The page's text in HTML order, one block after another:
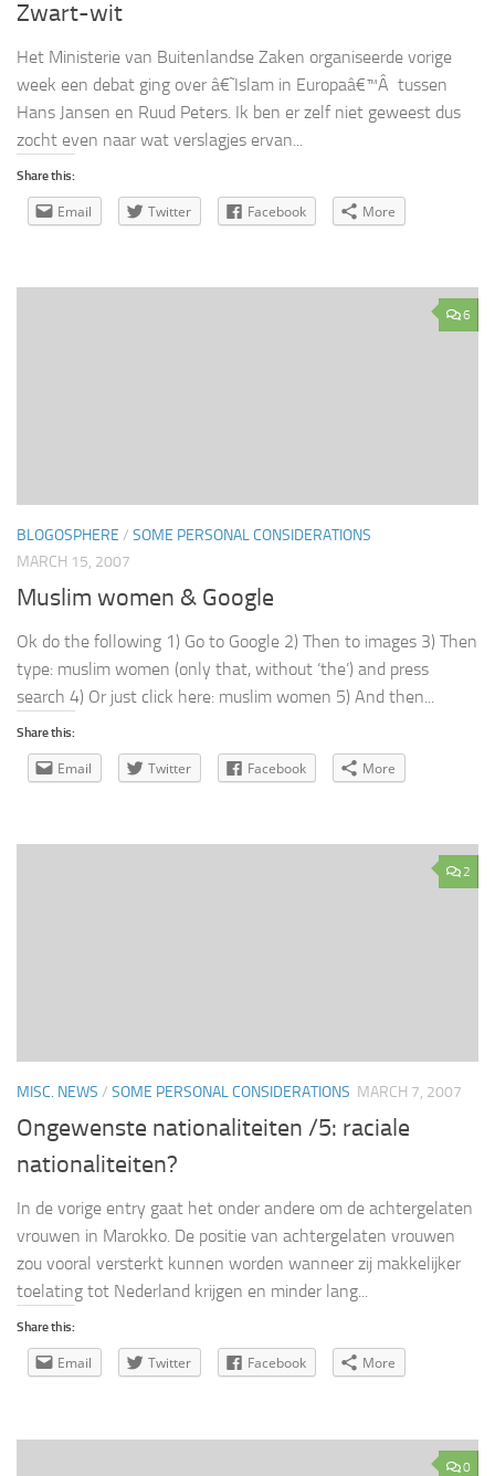
Zwart-wit
Het Ministerie van Buitenlandse Zaken organiseerde vorige
week een debat ging over â€˜Islam in Europaâ€™Â tussen
Hans Jansen en Ruud Peters. Ik ben er zelf niet geweest dus
zocht even naar wat verslagjes ervan...
Share this:
Email Twitter Facebook More
6
BLOGOSPHERE / SOME PERSONAL CONSIDERATIONS
MARCH 15, 2007
Muslim women & Google
Ok do the following 1) Go to Google 2) Then to images 3) Then
type: muslim women (only that, without ‘the’) and press
search 4) Or just click here: muslim women 5) And then...
Share this:
Email Twitter Facebook More
2
MISC. NEWS / SOME PERSONAL CONSIDERATIONS MARCH 7, 2007
Ongewenste nationaliteiten /5: raciale
nationaliteiten?
In de vorige entry gaat het onder andere om de achtergelaten
vrouwen in Marokko. De positie van achtergelaten vrouwen
zou vooral versterkt kunnen worden wanneer zij makkelijker
toelating tot Nederland krijgen en minder lang...
Share this:
Email Twitter Facebook More
0